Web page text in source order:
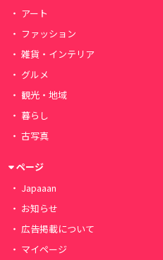
アート
ファッション
雑貨・インテリア
グルメ
観光・地域
暮らし
古写真
ページ
Japaaan
お知らせ
広告掲載について
マイページ